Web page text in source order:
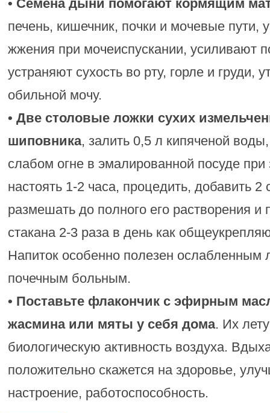
• Семена дыни помогают кормящим
печень, кишечник, почки и мочевые пути,
жжения при мочеиспускании, усиливают
устраняют сухость во рту, горле и груди,
обильной мочу.
• Две столовые ложки сухих
шиповника, залить 0,5 л кипяченой
слабом огне в эмалированной посуде
настоять 1-2 часа, процедить, добавить
размешать до полного его растворения
стакана 2-3 раза в день как
Напиток особенно полезен ослабленным
почечным больным.
• Поставьте флакончик с эфирным
жасмина или мяты у себя дома. Их
биологическую активность воздуха.
положительно скажется на здоровье,
настроение, работоспособность.